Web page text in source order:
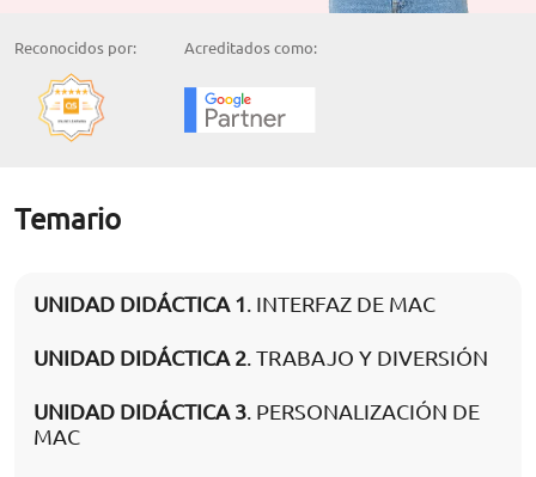
Reconocidos por: Acreditados como:
Temario
UNIDAD DIDÁCTICA 1. INTERFAZ DE MAC
UNIDAD DIDÁCTICA 2. TRABAJO Y DIVERSIÓN
UNIDAD DIDÁCTICA 3. PERSONALIZACIÓN DE
MAC